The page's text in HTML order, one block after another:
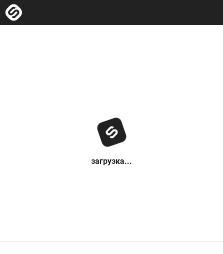
загрузка...